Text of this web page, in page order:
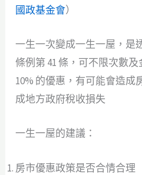
國政基金會）
一生一次變成一生一屋，是
條例第 41 條，可不限次數
10% 的優惠，有可能會造成
成地方政府稅收損失
一生一屋的建議：
房市優惠政策是否合情合理